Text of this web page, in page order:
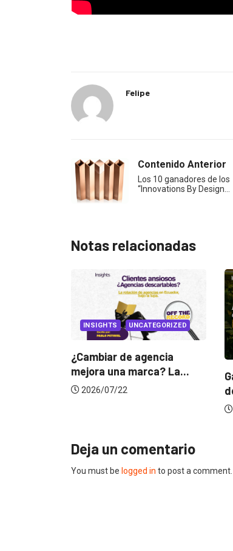
Felipe
Contenido Anterior
Los 10 ganadores de los
“Innovations By Design…
Notas relacionadas
marca? La...
Gabriela Herrera y el
de cambiarse...
Deja un comentario
You must be logged in to post a comment.